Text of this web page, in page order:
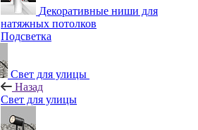
Декоративные ниши для
натяжных потолков
Подсветка
Свет для улицы
Назад
Свет для улицы